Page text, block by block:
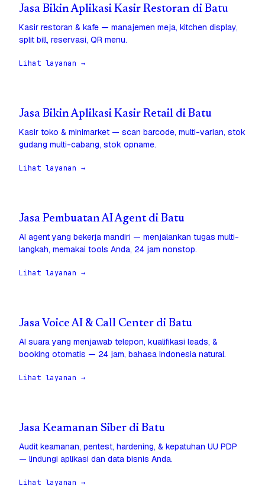
Jasa Bikin Aplikasi Kasir Restoran di Batu
Kasir restoran & kafe — manajemen meja, kitchen display,
split bill, reservasi, QR menu.
Lihat layanan →
Jasa Bikin Aplikasi Kasir Retail di Batu
Kasir toko & minimarket — scan barcode, multi-varian, stok
gudang multi-cabang, stok opname.
Lihat layanan →
Jasa Pembuatan AI Agent di Batu
AI agent yang bekerja mandiri — menjalankan tugas multi-
langkah, memakai tools Anda, 24 jam nonstop.
Lihat layanan →
Jasa Voice AI & Call Center di Batu
AI suara yang menjawab telepon, kualifikasi leads, &
booking otomatis — 24 jam, bahasa Indonesia natural.
Lihat layanan →
Jasa Keamanan Siber di Batu
Audit keamanan, pentest, hardening, & kepatuhan UU PDP
— lindungi aplikasi dan data bisnis Anda.
Lihat layanan →